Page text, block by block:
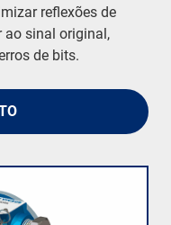
reflexões de
ao sinal original,
de bits.